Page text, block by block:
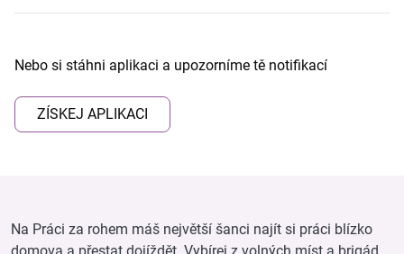
Nebo si stáhni aplikaci a upozorníme tě notifikací
ZÍSKEJ APLIKACI
Na Práci za rohem máš největší šanci najít si práci blízko
domova a přestat dojíždět. Vybírej z volných míst a brigád